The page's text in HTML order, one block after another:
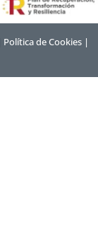
Política de Cookies |